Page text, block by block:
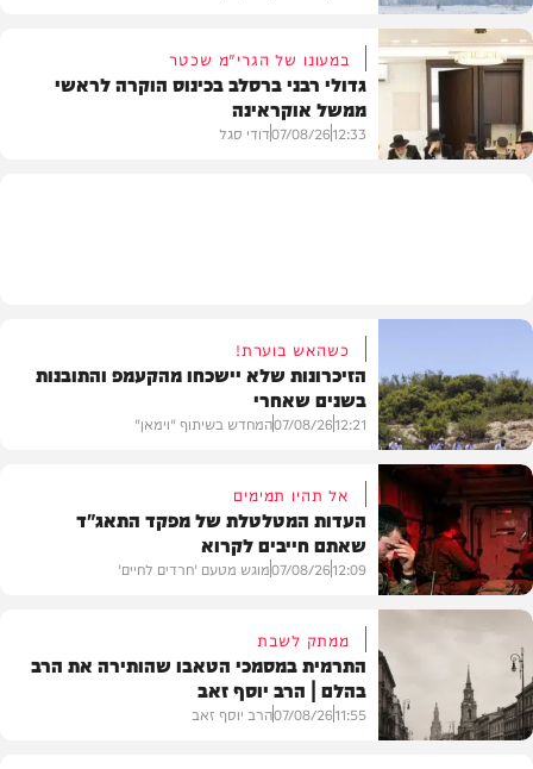
במעונו של הגרי"מ שכטר
גדולי רבני ברסלב בכינוס הוקרה לראשי
ממשל אוקראינה
12:33
07/08/26דודי סגל
וידאו
כשהאש בוערת!
הזיכרונות שלא יישכחו מהקעמפ והתובנות
בשנים שאחרי
12:21
07/08/26המחדש בשיתוף "וימאן"
דעות
אל תהיו תמימים
העדות המטלטלת של מפקד התאג"ד
שאתם חייבים לקרוא
12:09
07/08/26מוגש מטעם 'חרדים לחיים'
ממתק לשבת
התרמית במסמכי הטאבו שהותירה את הרב
בהלם | הרב יוסף זאב
11:55
07/08/26הרב יוסף זאב